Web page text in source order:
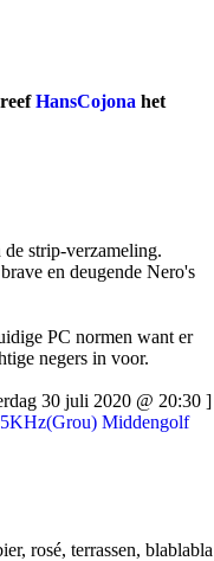
HansCojona het
strip-verzameling.
en deugende Nero's
PC normen want er
negers in voor.
30 juli 2020 @ 20:30 ]
Middengolf
rosé, terrassen, blablabla